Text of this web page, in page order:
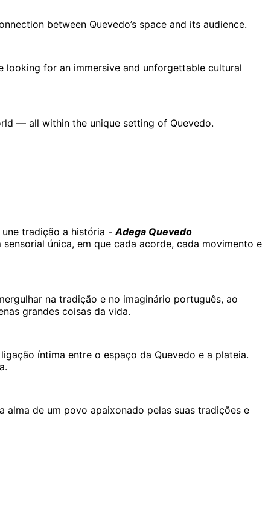
between Quevedo’s space and its audience.
looking for an immersive and unforgettable cultural
— all within the unique setting of Quevedo.
tradição a história - Adega Quevedo
única, em que cada acorde, cada movimento e
na tradição e no imaginário português, ao
grandes coisas da vida.
íntima entre o espaço da Quevedo e a plateia.
de um povo apaixonado pelas suas tradições e